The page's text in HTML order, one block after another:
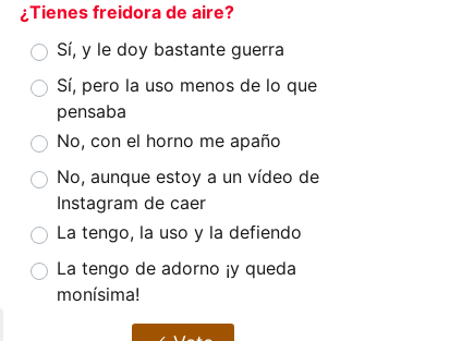
¿Tienes freidora de aire?
Sí, y le doy bastante guerra
Sí, pero la uso menos de lo que
pensaba
No, con el horno me apaño
No, aunque estoy a un vídeo de
Instagram de caer
La tengo, la uso y la defiendo
La tengo de adorno ¡y queda
monísima!